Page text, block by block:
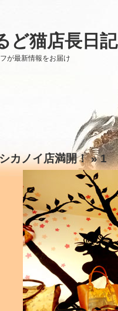
ど猫店長日記
が最新情報をお届け
カノイ店満開！» 1